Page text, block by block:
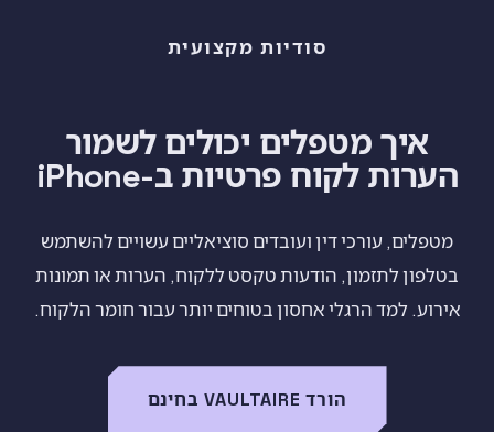
סודיות מקצועית
איך מטפלים יכולים לשמור
הערות לקוח פרטיות ב-iPhone
מטפלים, עורכי דין ועובדים סוציאליים עשויים להשתמש
בטלפון לתזמון, הודעות טקסט ללקוח, הערות או תמונות
אירוע. למד הרגלי אחסון בטוחים יותר עבור חומר הלקוח.
הורד VAULTAIRE בחינם